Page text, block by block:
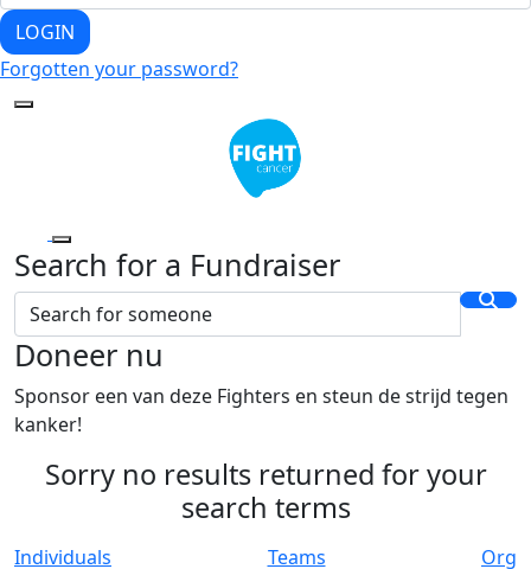
LOGIN
Forgotten your password?
Search for a Fundraiser
Doneer nu
Sponsor een van deze Fighters en steun de strijd tegen
kanker!
Sorry no results returned for your
search terms
Individuals Teams
Org